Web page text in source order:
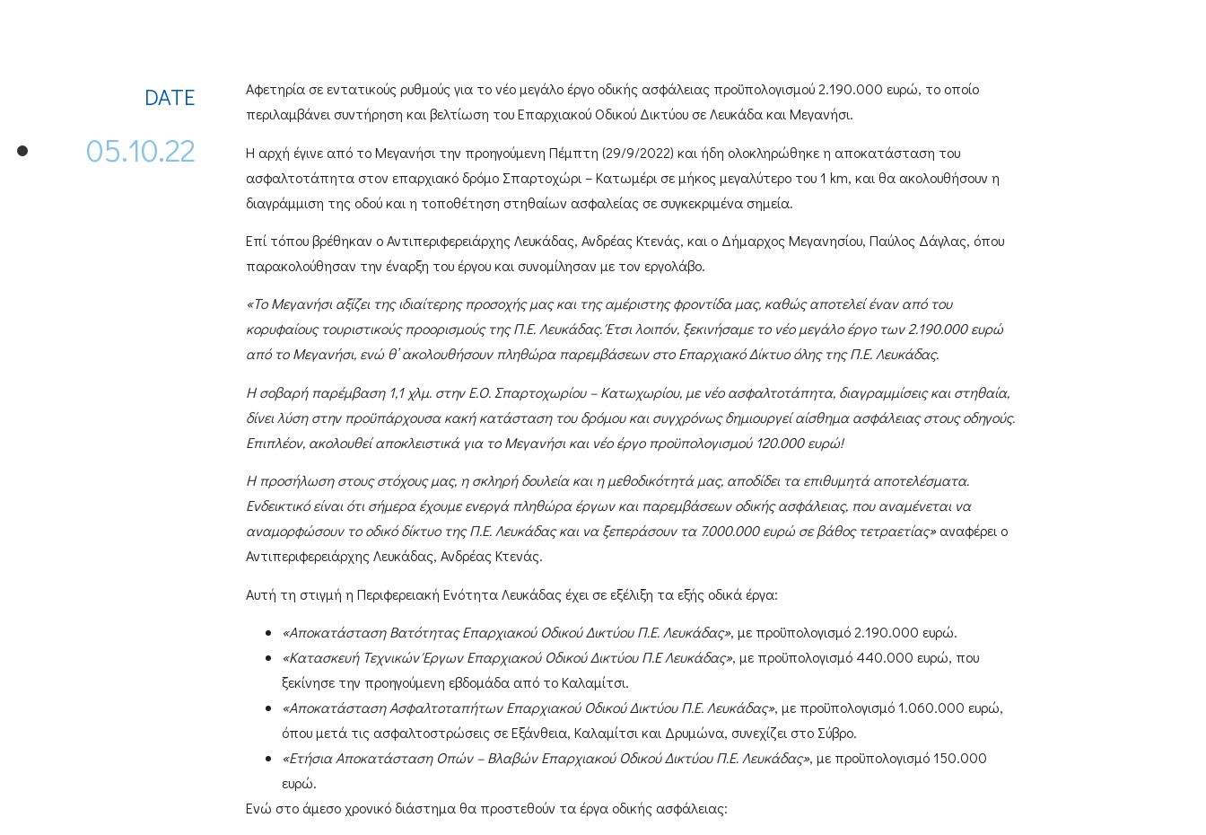
DATE
05.10.22
Αφετηρία σε εντατικούς ρυθμούς για το νέο μεγάλο έργο οδικής ασφάλειας προϋπολογισμού2.190.000 ευρώ, το οποίο
περιλαμβάνει συντήρηση και βελτίωση του Επαρχιακού Οδικού Δικτύου σε Λευκάδα και Μεγανήσι.
Η αρχή έγινε από τοΜεγανήσι την προηγούμενη Πέμπτη (29/9/2022) και ήδη ολοκληρώθηκε η αποκατάσταση του
ασφαλτοτάπητα στον επαρχιακό δρόμο Σπαρτοχώρι – Κατωμέρι σε μήκος μεγαλύτερο του 1 km, και θα ακολουθήσουν η
διαγράμμιση της οδού και η τοποθέτηση στηθαίων ασφαλείας σε συγκεκριμένα σημεία.
Επί τόπου βρέθηκαν οΑντιπεριφερειάρχης Λευκάδας, Ανδρέας Κτενάς, και ο Δήμαρχος Μεγανησίου, Παύλος Δάγλας, όπου
παρακολούθησαν την έναρξη του έργου και συνομίλησαν με τον εργολάβο.
«Το Μεγανήσι αξίζει της ιδιαίτερης προσοχής μας και της αμέριστης φροντίδα μας, καθώς αποτελεί έναν από του
κορυφαίους τουριστικούς προορισμούς της Π.Ε. Λευκάδας. Έτσι λοιπόν, ξεκινήσαμε το νέο μεγάλο έργο των 2.190.000 ευρώ
από το Μεγανήσι, ενώ θ’ ακολουθήσουν πληθώρα παρεμβάσεων στο Επαρχιακό Δίκτυο όλης της Π.Ε. Λευκάδας.
Η σοβαρή παρέμβαση 1,1 χλμ. στην Ε.Ο. Σπαρτοχωρίου – Κατωχωρίου, με νέο ασφαλτοτάπητα, διαγραμμίσεις και στηθαία,
δίνει λύση στην προϋπάρχουσα κακή κατάσταση του δρόμου και συγχρόνως δημιουργεί αίσθημα ασφάλειας στους οδηγούς.
Επιπλέον, ακολουθεί αποκλειστικά για το Μεγανήσι και νέο έργο προϋπολογισμού 120.000 ευρώ!
Η προσήλωση στους στόχους μας, η σκληρή δουλεία και η μεθοδικότητά μας, αποδίδει τα επιθυμητά αποτελέσματα.
Ενδεικτικό είναι ότι σήμερα έχουμε ενεργά πληθώρα έργων και παρεμβάσεων οδικής ασφάλειας, που αναμένεται να
αναμορφώσουν το οδικό δίκτυο της Π.Ε. Λευκάδας και να ξεπεράσουν τα 7.000.000 ευρώ σε βάθος τετραετίας»αναφέρει ο
Αντιπεριφερειάρχης Λευκάδας, Ανδρέας Κτενάς.
Αυτή τη στιγμή η Περιφερειακή Ενότητα Λευκάδαςέχει σε εξέλιξη τα εξής οδικά έργα:
«Αποκατάσταση Βατότητας Επαρχιακού Οδικού Δικτύου Π.Ε. Λευκάδας», με προϋπολογισμό2.190.000 ευρώ.
«Κατασκευή Τεχνικών Έργων Επαρχιακού Οδικού Δικτύου Π.Ε Λευκάδας», με προϋπολογισμό 440.000 ευρώ, που
ξεκίνησε την προηγούμενη εβδομάδα από τοΚαλαμίτσι.
«Αποκατάσταση Ασφαλτοταπήτων Επαρχιακού Οδικού Δικτύου Π.Ε. Λευκάδας», με προϋπολογισμό1.060.000 ευρώ,
όπου μετά τις ασφαλτοστρώσεις σεΕξάνθεια, Καλαμίτσι και Δρυμώνα, συνεχίζει στο Σύβρο.
«Ετήσια Αποκατάσταση Οπών – Βλαβών Επαρχιακού Οδικού Δικτύου Π.Ε. Λευκάδας», με προϋπολογισμό150.000
ευρώ.
Ενώ στο άμεσο χρονικό διάστημα θα προστεθούν τα έργα οδικής ασφάλειας: